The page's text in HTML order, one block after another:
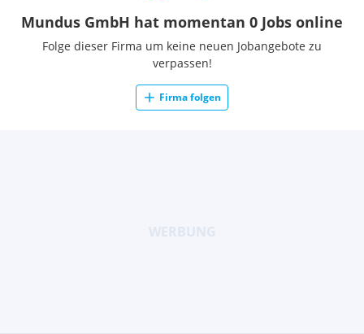
Mundus GmbH hat momentan 0 Jobs online
Folge dieser Firma um keine neuen Jobangebote zu
verpassen!
Firma folgen